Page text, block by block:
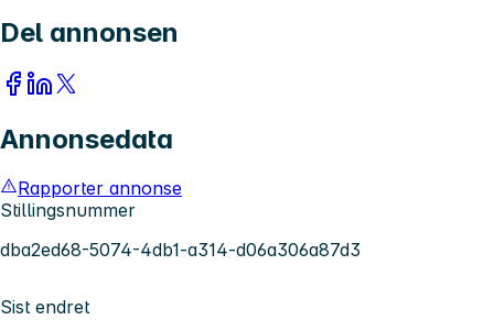
Del annonsen
Annonsedata
Rapporter annonse
Stillingsnummer
dba2ed68-5074-4db1-a314-d06a306a87d3
Sist endret